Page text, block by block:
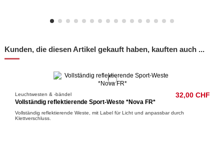
Kunden, die diesen Artikel gekauft haben, kauften auch ...
Leuchtwesten & -bändel
Vollständig reflektierende Sport-Weste *Nova FR*
32,00 CHF
Vollständig reflektierende Weste, mit Label für Licht und anpassbar durch
Klettverschluss.